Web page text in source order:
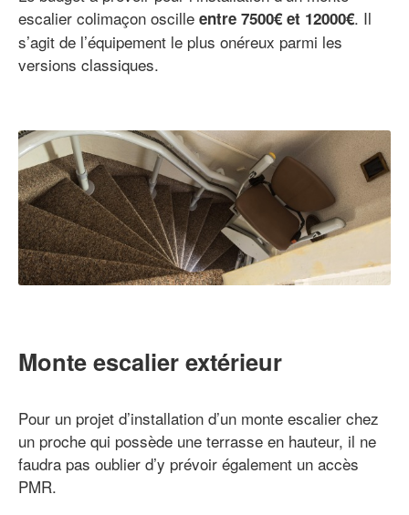
escalier colimaçon oscille entre 7500€ et 12000€. Il
s’agit de l’équipement le plus onéreux parmi les
versions classiques.
Monte escalier extérieur
Pour un projet d’installation d’un monte escalier chez
un proche qui possède une terrasse en hauteur, il ne
faudra pas oublier d’y prévoir également un accès
PMR.